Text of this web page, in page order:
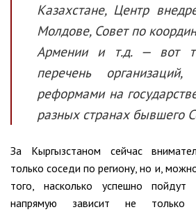
Казахстане, Центр
Молдове, Совет по
Армении и т.д. — вот
перечень организаций,
реформами на
разных странах бывшего
За Кыргызстаном сейчас
только соседи по региону, но и,
того, насколько успешно
напрямую зависит не